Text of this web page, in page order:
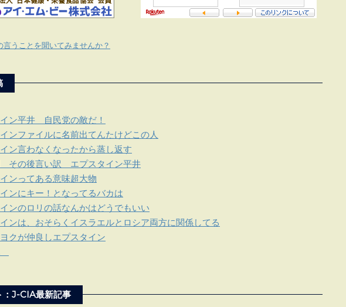
言うことを聞いてみませんか？
ン平井 自民党の敵だ！
ンファイルに名前出てんたけどこの人
ン言わなくなったから蒸し返す
その後言い訳 エプスタイン平井
ンってある意味超大物
ンにキー！となってるバカは
ンのロリの話なんかはどうでもいい
ンは、おそらくイスラエルとロシア両方に関係してる
クが仲良しエプスタイン
：J-CIA最新記事